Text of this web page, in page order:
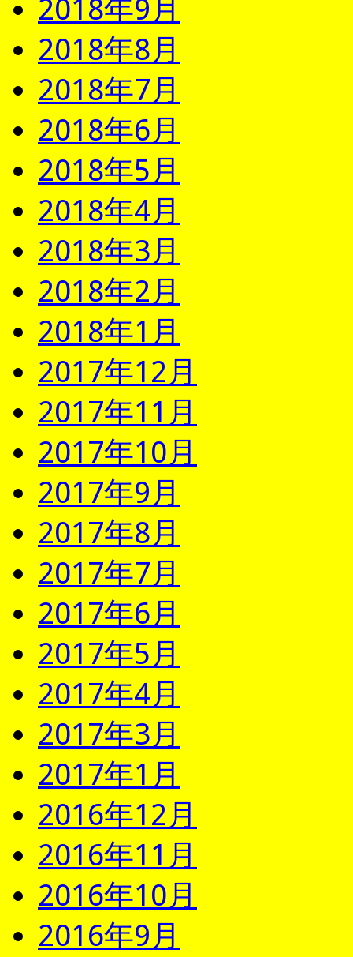
2018年9月
2018年8月
2018年7月
2018年6月
2018年5月
2018年4月
2018年3月
2018年2月
2018年1月
2017年12月
2017年11月
2017年10月
2017年9月
2017年8月
2017年7月
2017年6月
2017年5月
2017年4月
2017年3月
2017年1月
2016年12月
2016年11月
2016年10月
2016年9月